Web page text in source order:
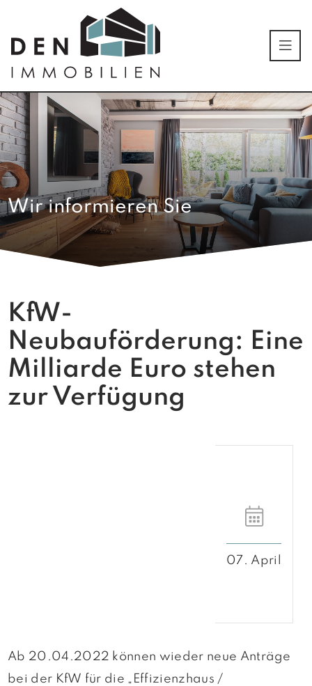
Wir informieren Sie
KfW-
Neubauförderung: Eine
Milliarde Euro stehen
zur Verfügung
07. April
Ab 20.04.2022 können wieder neue Anträge
bei der KfW für die „Effizienzhaus /